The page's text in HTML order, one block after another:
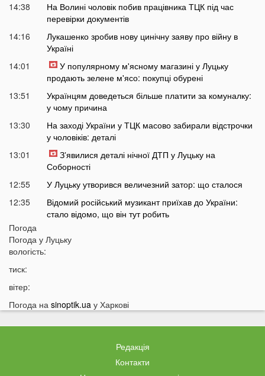
14:38
На Волині чоловік побив працівника ТЦК під час
перевірки документів
14:16
Лукашенко зробив нову цинічну заяву про війну в
Україні
14:01
У популярному м'ясному магазині у Луцьку
продають зелене м'ясо: покупці обурені
13:51
Українцям доведеться більше платити за комуналку:
у чому причина
13:30
На заході України у ТЦК масово забирали відстрочки
у чоловіків: деталі
13:01
Зʼявилися деталі нічної ДТП у Луцьку на
Соборності
12:55
У Луцьку утворився величезний затор: що сталося
12:35
Відомий російський музикант приїхав до України:
стало відомо, що він тут робить
12:06
зробили важливе попередження
11:05
полиць магазинів
ТЦК отримають нові дані про українців: під контроль
потраплять навіть ті, хто за кордоном
Погода
Погода у Луцьку
вологість:
тиск:
вітер:
Погода на sinoptik.ua у Харкові
Редакція
Контакти